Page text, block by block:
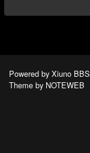
Powered by Xiuno BBS
Theme by NOTEWEB